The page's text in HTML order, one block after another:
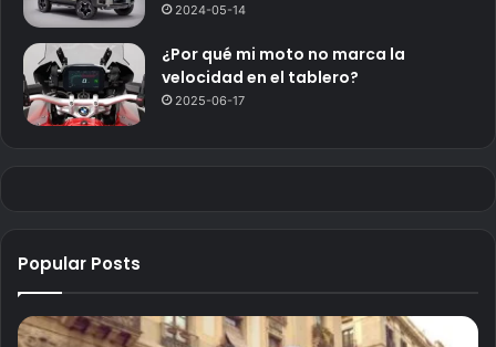
2024-05-14
¿Por qué mi moto no marca la
velocidad en el tablero?
2025-06-17
Popular Posts